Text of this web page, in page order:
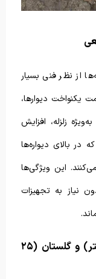
از نظر فنی بسیار
یکنواخت دیوارها،
زلزله، افزایش
بالای دیواره‌ها
این ویژگی‌ها
نیاز به تجهیزات
تفاوت قطر دو دخمه: مانکجی (۱۵ متر) و گلستان (۲۵